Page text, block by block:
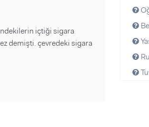
içtiği sigara
demişti. çevredeki sigara